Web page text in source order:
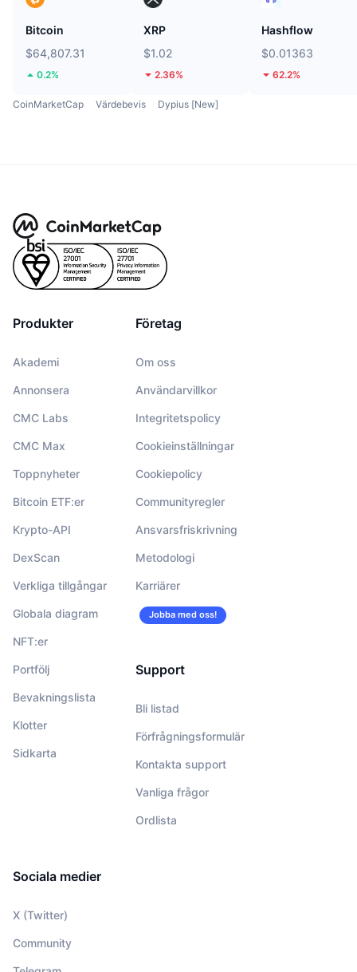
Bitcoin
$64,807.31
0.2%
XRP
$1.02
2.36%
Hashflow
$0.01363
62.2%
CoinMarketCap Värdebevis Dypius [New]
Produkter
Akademi
Annonsera
CMC Labs
CMC Max
Toppnyheter
Bitcoin ETF:er
Krypto-API
DexScan
Verkliga tillgångar
Globala diagram
NFT:er
Portfölj
Bevakningslista
Klotter
Sidkarta
Företag
Om oss
Användarvillkor
Integritetspolicy
Cookieinställningar
Cookiepolicy
Communityregler
Ansvarsfriskrivning
Metodologi
Karriärer
Jobba med oss!
Support
Bli listad
Förfrågningsformulär
Kontakta support
Vanliga frågor
Ordlista
Sociala medier
X (Twitter)
Community